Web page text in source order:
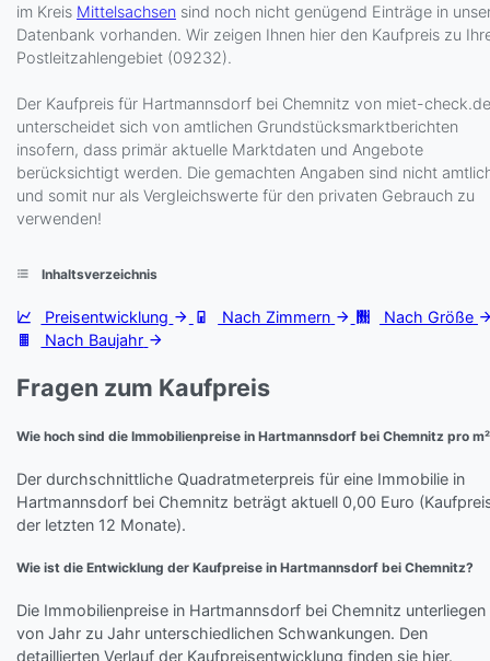
im Kreis Mittelsachsen sind noch nicht genügend Einträge in
Datenbank vorhanden. Wir zeigen Ihnen hier den Kaufpreis zu
Postleitzahlengebiet (09232).
Der Kaufpreis für Hartmannsdorf bei Chemnitz von miet-check.de
unterscheidet sich von amtlichen Grundstücksmarktberichten
insofern, dass primär aktuelle Marktdaten und Angebote
berücksichtigt werden. Die gemachten Angaben sind nicht
und somit nur als Vergleichswerte für den privaten Gebrauch zu
verwenden!
Inhaltsverzeichnis
Preisentwicklung Nach Zimmern
Nach Größe
Nach Baujahr
Fragen zum Kaufpreis
Wie hoch sind die Immobilienpreise in Hartmannsdorf bei Chemnitz pro
Der durchschnittliche Quadratmeterpreis für eine Immobilie in
Hartmannsdorf bei Chemnitz beträgt aktuell 0,00 Euro
der letzten 12 Monate).
Wie ist die Entwicklung der Kaufpreise in Hartmannsdorf bei Chemnitz?
Die Immobilienpreise in Hartmannsdorf bei Chemnitz unterliegen
von Jahr zu Jahr unterschiedlichen Schwankungen. Den
detaillierten Verlauf der Kaufpreisentwicklung finden sie hier.